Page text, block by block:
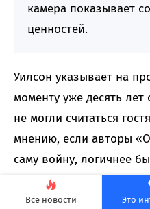
Все новости Это
камера показывает
ценностей.
Уилсон указывает на
моменту уже десять
не могли считаться
мнению, если авторы
саму войну, логичнее
на решении
готовности Одиссея